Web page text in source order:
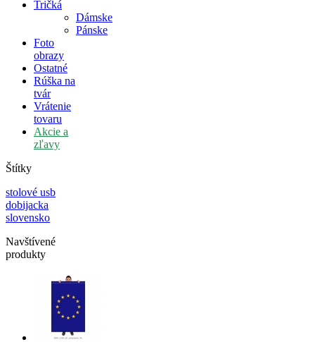
Tričká
Dámske
Pánske
Foto
obrazy
Ostatné
Rúška na
tvár
Vrátenie
tovaru
Akcie a
zľavy
Štítky
stolové usb
dobijacka
slovensko
Navštívené
produkty